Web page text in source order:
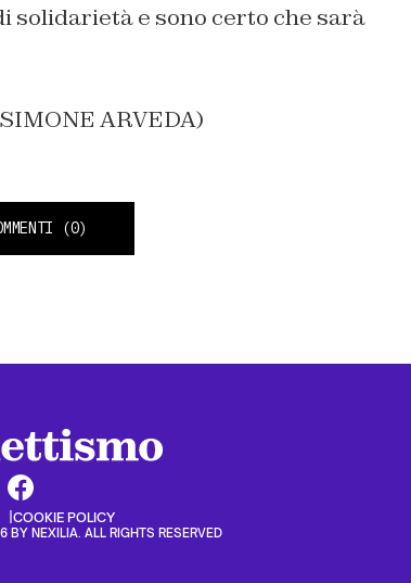
solidarietà e sono certo che sarà
ARVEDA)
(0)
COOKIE POLICY
NEXILIA. ALL RIGHTS RESERVED